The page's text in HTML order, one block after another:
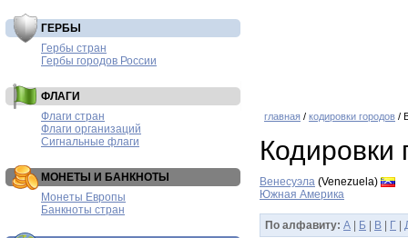
ГЕРБЫ
Гербы стран
Гербы городов России
ФЛАГИ
Флаги стран
Флаги организаций
Сигнальные флаги
МОНЕТЫ И БАНКНОТЫ
Монеты Европы
Банкноты стран
главная / кодировки городов /
Кодировки
Венесуэла (Venezuela)
Южная Америка
По алфавиту: А Б В Г